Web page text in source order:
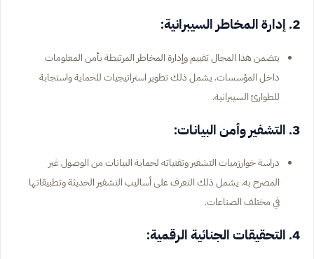
2. إدارة المخاطر السيبرانية:
يتضمن هذا المجال تقييم وإدارة المخاطر المرتبطة بأمن المعلومات
داخل المؤسسات. يشمل ذلك تطوير استراتيجيات للحماية واستجابة
للطوارئ السيبرانية.
3. التشفير وأمن البيانات:
دراسة خوارزميات التشفير وتقنياته لحماية البيانات من الوصول غير
المصرح به. يشمل ذلك التعرف على أساليب التشفير الحديثة وتطبيقاتها
في مختلف الصناعات.
4. التحقيقات الجنائية الرقمية: